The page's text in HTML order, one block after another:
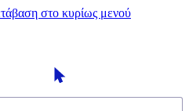
στο κυρίως μενού